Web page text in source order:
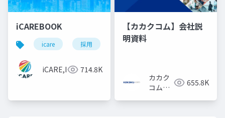
iCAREBOOK
icare 採用 カルチャーデック
iCARE,Inc 714.8K
【カカクコム】会社説
明資料
カカク
コム採
655.8K